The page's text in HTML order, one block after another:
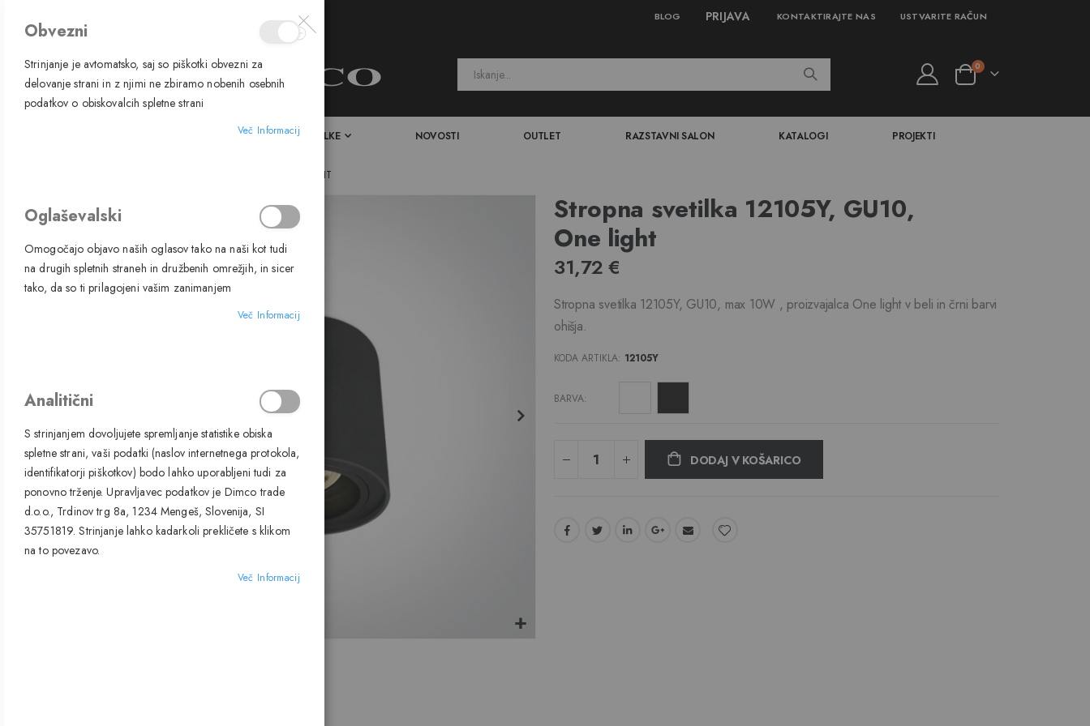
BLOG PRIJAVA KONTAKTIRAJTE NAS USTVARITE RAČUN
Cart
0izdelki
SIJALKE NOVOSTI OUTLET RAZSTAVNI SALON KATALOGI PROJEKTI
STROPNA SVETILKA 12105Y, GU10, ONE LIGHT
na
konec
galerije
slik
Stropna svetilka 12105Y, GU10,
One light
31,72 €
Stropna svetilka 12105Y, GU10, max 10W , proizvajalca One light v beli in črni barvi
ohišja.
KODA ARTIKLA 12105Y
BARVA
DODAJ V KOŠARICO
Obvezni
Strinjanje je avtomatsko, saj so piškotki obvezni za
delovanje strani in z njimi ne zbiramo nobenih osebnih
podatkov o obiskovalcih spletne strani
Več Informacij
Oglaševalski
Omogočajo objavo naših oglasov tako na naši kot tudi
na drugih spletnih straneh in družbenih omrežjih, in sicer
tako, da so ti prilagojeni vašim zanimanjem
Več Informacij
Analitični
S strinjanjem dovoljujete spremljanje statistike obiska
spletne strani, vaši podatki (naslov internetnega protokola,
identifikatorji piškotkov) bodo lahko uporabljeni tudi za
ponovno trženje. Upravljavec podatkov je Dimco trade
d.o.o., Trdinov trg 8a, 1234 Mengeš, Slovenija, SI
35751819. Strinjanje lahko kadarkoli prekličete s klikom
na to povezavo.
Več Informacij